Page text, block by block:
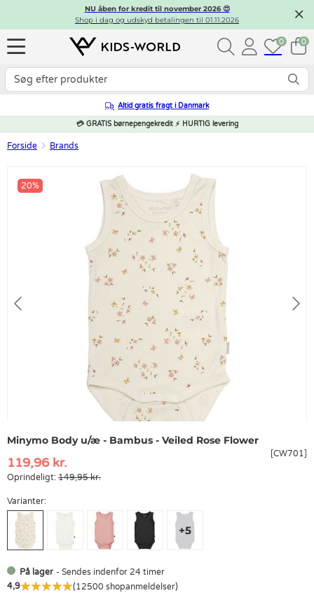
NU åben for kredit til november 2026 😍
Shop i dag og udskyd betalingen til 01.11.2026
0 0
Altid gratis fragt i Danmark
💳 GRATIS børnepengekredit ⚡ HURTIG levering
Forside Brands
20%
Minymo Body u/æ - Bambus - Veiled Rose Flower
[CW701]
119,96 kr.
Oprindeligt: 149,95 kr.
Varianter:
På lager - Sendes indenfor 24 timer
4,9
(12500 shopanmeldelser)